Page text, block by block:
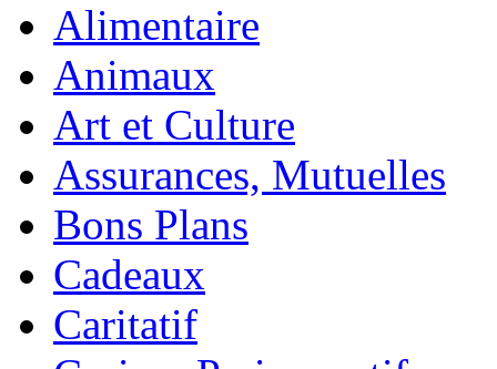
Alimentaire
Animaux
Art et Culture
Assurances, Mutuelles
Bons Plans
Cadeaux
Caritatif